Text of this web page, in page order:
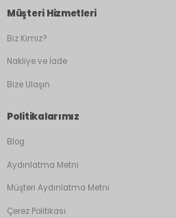
Müşteri Hizmetleri
Biz Kimiz?
Nakliye ve İade
Bize Ulaşın
Politikalarımız
Blog
Aydınlatma Metni
Müşteri Aydınlatma Metni
Çerez Politikası